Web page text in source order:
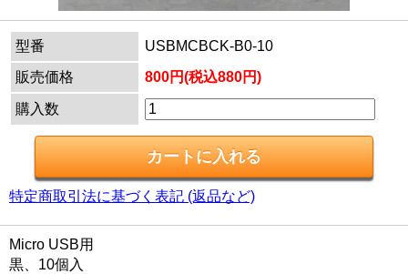
型番
USBMCBCK-B0-10
販売価格
800円(税込880円)
購入数
特定商取引法に基づく表記 (返品など)
Micro USB用
黒、10個入